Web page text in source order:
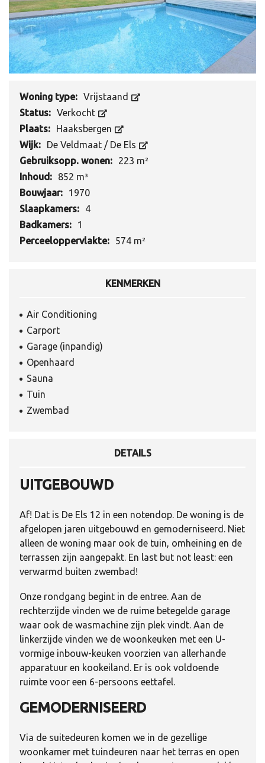
Woning type: Vrijstaand
Status: Verkocht
Plaats:
Haaksbergen
Wijk:
De Veldmaat / De Els
Gebruiksopp. wonen:
223 m²
Inhoud:
852 m³
Bouwjaar:
1970
Slaapkamers:
4
Badkamers:
1
Perceeloppervlakte:
574 m²
KENMERKEN
Air Conditioning
Carport
Garage (inpandig)
Openhaard
Sauna
Tuin
Zwembad
DETAILS
UITGEBOUWD
Af! Dat is De Els 12 in een notendop. De woning is de
afgelopen jaren uitgebouwd en gemoderniseerd. Niet
alleen de woning maar ook de tuin, omheining en de
terrassen zijn aangepakt. En last but not least: een
verwarmd buiten zwembad!
Onze rondgang begint in de entree. Aan de
rechterzijde vinden we de ruime betegelde garage
waar ook de wasmachine zijn plek vindt. Aan de
linkerzijde vinden we de woonkeuken met een U-
vormige inbouw-keuken voorzien van allerhande
apparatuur en kookeiland. Er is ook voldoende
ruimte voor een 6-persoons eettafel.
GEMODERNISEERD
Via de suitedeuren komen we in de gezellige
woonkamer met tuindeuren naar het terras en open